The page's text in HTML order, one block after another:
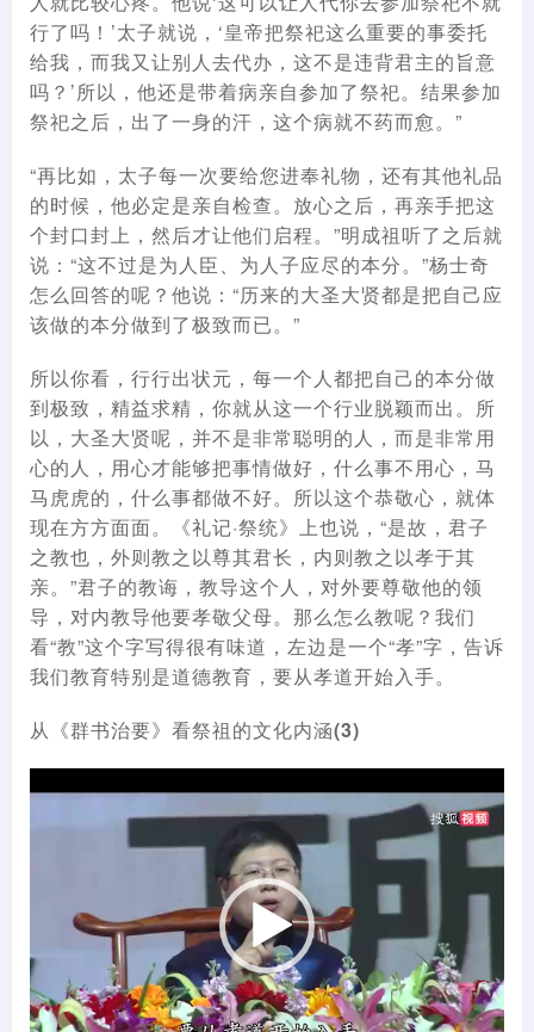
行了吗！’太子就说，‘皇帝把祭祀这么重要的事委托
给我，而我又让别人去代办，这不是违背君主的旨意
吗？’所以，他还是带着病亲自参加了祭祀。结果参加
祭祀之后，出了一身的汗，这个病就不药而愈。”
“再比如，太子每一次要给您进奉礼物，还有其他礼品
的时候，他必定是亲自检查。放心之后，再亲手把这
个封口封上，然后才让他们启程。”明成祖听了之后就
说：“这不过是为人臣、为人子应尽的本分。”杨士奇
怎么回答的呢？他说：“历来的大圣大贤都是把自己应
该做的本分做到了极致而已。”
所以你看，行行出状元，每一个人都把自己的本分做
到极致，精益求精，你就从这一个行业脱颖而出。所
以，大圣大贤呢，并不是非常聪明的人，而是非常用
心的人，用心才能够把事情做好，什么事不用心，马
马虎虎的，什么事都做不好。所以这个恭敬心，就体
现在方方面面。《礼记·祭统》上也说，“是故，君子
之教也，外则教之以尊其君长，内则教之以孝于其
亲。”君子的教诲，教导这个人，对外要尊敬他的领
导，对内教导他要孝敬父母。那么怎么教呢？我们
看“教”这个字写得很有味道，左边是一个“孝”字，告诉
我们教育特别是道德教育，要从孝道开始入手。
从《群书治要》看祭祖的文化内涵(3)